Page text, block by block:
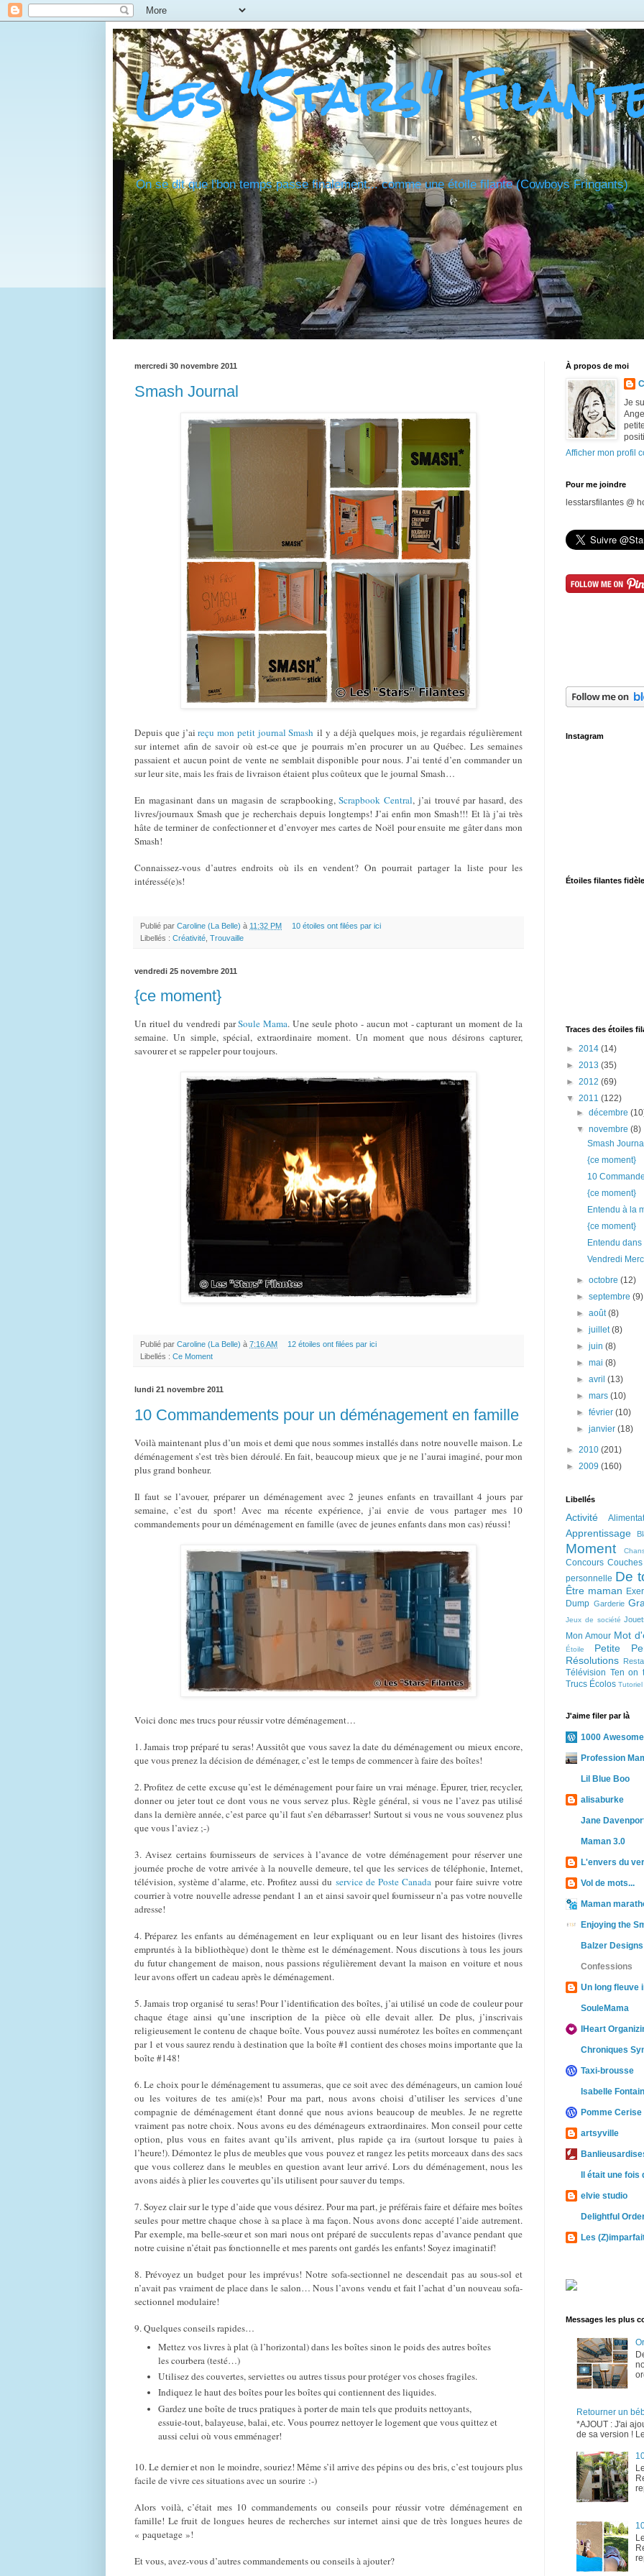
Les "Stars"
On se dit que l'bon temps passe finalement... comme une étoile filante (Cowboys Fringants)
mercredi 30 novembre 2011
Smash Journal
Depuis que j’aireçu mon petit journal Smash il y a déjà quelques mois, je regardais régulièrement
sur internet afin de savoir où est-ce que je pourrais m’en procurer un au Québec. Les semaines
passaient et aucun point de vente ne semblait disponible pour nous. J’ai tenté d’en commander un
sur leur site, mais les frais de livraison étaient plus coûteux que le journal Smash…
En magasinant dans un magasin de scrapbooking,Scrapbook Central, j’ai trouvé par hasard, des
livres/journaux Smash que je recherchais depuis longtemps! J’ai enfin mon Smash!!! Et là j’ai très
hâte de terminer de confectionner et d’envoyer mes cartes de Noël pour ensuite me gâter dans mon
Smash!
Connaissez-vous d’autres endroits où ils en vendent? On pourrait partager la liste pour les
intéressé(e)s!
Publié par Caroline (La Belle) à 11:32 PM
10 étoiles ont filées par ici
Libellés : Créativité Trouvaille
vendredi 25 novembre 2011
{ce moment}
Un rituel du vendredi parSoule Mama. Une seule photo - aucun mot - capturant un moment de la
semaine. Un simple, spécial, extraordinaire moment. Un moment que nous désirons capturer,
savourer et se rappeler pour toujours.
Publié par Caroline (La Belle) à 7:16 AM
12 étoiles ont filées par ici
Libellés : Ce Moment
lundi 21 novembre 2011
10 Commandements pour un déménagement en famille
Voilà maintenant plus d’un mois et demi que nous sommes installés dans notre nouvelle maison. Le
déménagement s’est très bien déroulé. En fait, beaucoup mieux que je ne l’aurai imaginé, pour mon
plus grand bonheur.
Il faut se l’avouer, préparer un déménagement avec 2 jeunes enfants en travaillant 4 jours par
semaine, c’est du sport! Avec ma récente expérience, j’ai envie de vous partager mes 10
commandements pour un déménagement en famille (avec de jeunes enfants dans mon cas) réussi!
Voici donc mes trucs pour réussir votre déménagement…
1. Jamais trop préparé tu seras! Aussitôt que vous savez la date du déménagement ou mieux encore,
que vous prenez la décision de déménager, c’est le temps de commencer à faire des boîtes!
2. Profitez de cette excuse qu’est le déménagement pour faire un vrai ménage. Épurer, trier, recycler,
donner ou jeter tout ce dont vous ne vous servez plus. Règle général, si vous ne l’avez pas utilisé
dans la dernière année, c’est parce qu’il faut s’en débarrasser! Surtout si vous ne vous souvenez plus
que vous l’aviez ;-)
3. Avisez certains fournisseurs de services à l’avance de votre déménagement pour réserver une
journée proche de votre arrivée à la nouvelle demeure, tel que les services de téléphonie, Internet,
télévision, système d’alarme, etc. Profitez aussi du service de Poste Canadapour faire suivre votre
courrier à votre nouvelle adresse pendant 1 an et ainsi savoir quel fournisseur n’a pas votre nouvelle
adresse!
4. Préparez les enfants au déménagement en leur expliquant ou en leur lisant des histoires (livres
empruntés à la bibliothèque) dont le thème est le déménagement. Nous discutions à tous les jours
du futur changement de maison, nous passions régulièrement devant la maison en voiture et nous
leur avons offert un cadeau après le déménagement.
5. Jamais trop organisé tu seras! Pour l’identification des boîtes, j’ai utilisé un code de couleur pour
chaque étage ainsi qu’une inscription de la pièce où elle devait aller. De plus, j’inscrivais
religieusement le contenu de chaque boîte. Vous pouvez aussi numérotez les boîtes en commençant
par 1 et vous saurez rendu à destination que la boîte #1 contient des choses moins importante que la
boîte #148!
6. Le choix pour le déménagement tu assumeras, que ce soit avec des déménageurs, un camion loué
ou les voitures de tes ami(e)s! Pour ma part, nous avons choisi d’utiliser les services d’une
compagnie de déménagement étant donné que nous avions beaucoup de meubles. Je ne regrette
vraiment pas notre choix. Nous avons eu des déménageurs extraordinaires. Mon conseil pour cette
option, plus vous en faites avant qu’ils arrivent, plus rapide ça ira (surtout lorsque tu paies à
l’heure!). Démontez le plus de meubles que vous pouvez et rangez les petits morceaux dans des sacs
que vous collerez dans le meubles en question avant leur arrivé. Lors du déménagement, nous les
avons aidés à plier les couvertes qu’ils utilisent pour sauver du temps.
7. Soyez clair sur le type d’aide que vous désirez. Pour ma part, je préférais faire et défaire mes boîtes
seules pour mettre chaque chose à sa place à ma façon. Nous avons donc accepté l’aide autrement.
Par exemple, ma belle-sœur et son mari nous ont préparé de succulents repas d’avance pendant que
notre cuisine n’était pas fonctionnelle et mes parents ont gardés les enfants! Soyez imaginatif!
8. Prévoyez un budget pour les imprévus! Notre sofa-sectionnel ne descendait pas au sous-sol et
n’avait pas vraiment de place dans le salon… Nous l’avons vendu et fait l’achat d’un nouveau sofa-
sectionnel modulaire!
9. Quelques conseils rapides…
Mettez vos livres à plat (à l’horizontal) dans les boîtes sinon le poids des autres boîtes
les courbera (testé…)
Utilisez des couvertes, serviettes ou autres tissus pour protéger vos choses fragiles.
Indiquez le haut des boîtes pour les boîtes qui contiennent des liquides.
Gardez une boîte de trucs pratiques à porter de main tels que produits nettoyants,
essuie-tout, balayeuse, balai, etc. Vous pourrez nettoyer le logement que vous quittez et
aussi celui où vous emménager!
10. Le dernier et non le moindre, souriez! Même s’il arrive des pépins ou des bris, c’est toujours plus
facile de vivre ces situations avec un sourire :-)
Alors voilà, c’était mes 10 commandements ou conseils pour réussir votre déménagement en
famille! Le fruit de longues heures de recherches sur internet ainsi que de très longues heures de
« paquetage »!
Et vous, avez-vous d’autres commandements ou conseils à ajouter?
À propos de moi
Je
Afficher mon profil
Pour me joindre
lesstarsfilantes @
Instagram
Étoiles filantes
Traces des étoiles
► 2014 (14)
► 2013 (35)
► 2012 (69)
▼ 2011 (122)
►décembre
▼novembre(8)
Smash
{ce moment}
10
{ce moment}
Entendu à la
{ce moment}
Entendu
Vendredi
►octobre(12)
►septembre(9)
►août(8)
►juillet(8)
►juin(8)
►mai(8)
►avril(13)
►mars(10)
►février(10)
►janvier(18)
► 2010 (201)
► 2009 (160)
Libellés
Activité
Apprentissage
Moment
Concours Couches
personnelle De
Être maman
Dump Garderie
Jeux de société
Mon Amour Mot
Étoile
Petite
Résolutions
Télévision Ten on
Trucs Écolos Tutoriel
J'aime filer par là
1000
Profession
Lil Blue Boo
alisaburke
Jane
Maman 3.0
L'envers du
Vol de mots...
Maman
Enjoying the
Balzer Designs
Confessions
Un long fleuve
SouleMama
IHeart
Chroniques
Taxi-brousse
Isabelle
Pomme Cerise
artsyville
Il était une fois
elvie studio
Delightful
Les
Messages les plus
Retourner un
*AJOUT : J'ai
de sa version !